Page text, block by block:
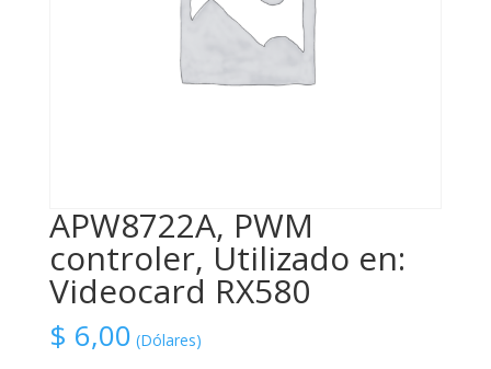
APW8722A, PWM
controler, Utilizado en:
Videocard RX580
$ 6,00 (Dólares)